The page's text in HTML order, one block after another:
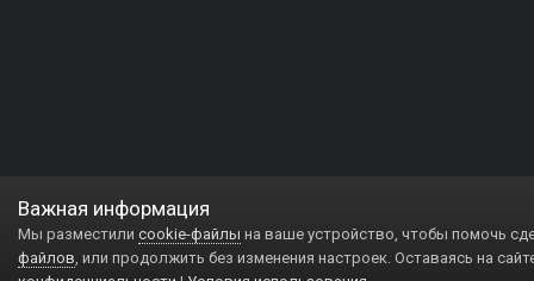
Важная информация
Мы разместили cookie-файлы на ваше устройство, чтобы помочь
файлов, или продолжить без изменения настроек. Оставаясь на